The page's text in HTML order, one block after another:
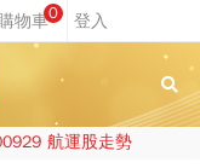
0
航運股走勢